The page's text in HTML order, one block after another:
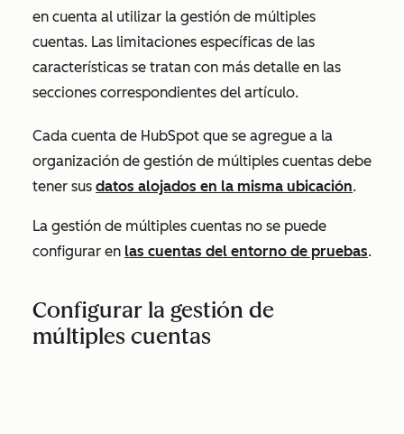
en cuenta al utilizar la gestión de múltiples
cuentas. Las limitaciones específicas de las
características se tratan con más detalle en las
secciones correspondientes del artículo.
Cada cuenta de HubSpot que se agregue a la
organización de gestión de múltiples cuentas debe
tener sus datos alojados en la misma ubicación.
La gestión de múltiples cuentas no se puede
configurar en las cuentas del entorno de pruebas.
Configurar la gestión de
múltiples cuentas